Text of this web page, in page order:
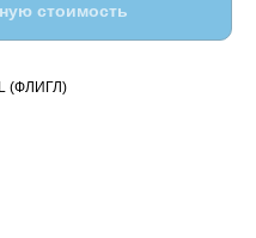
стоимость
(ФЛИГЛ)